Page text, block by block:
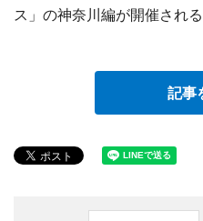
ス」の神奈川編が開催される
記事